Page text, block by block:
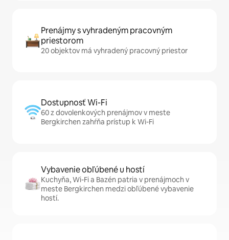
Prenájmy s vyhradeným pracovným
priestorom
20 objektov má vyhradený pracovný priestor
Dostupnosť Wi-Fi
60 z dovolenkových prenájmov v meste
Bergkirchen zahŕňa prístup k Wi-Fi
Vybavenie obľúbené u hostí
Kuchyňa, Wi-Fi a Bazén patria v prenájmoch v
meste Bergkirchen medzi obľúbené vybavenie
hostí.